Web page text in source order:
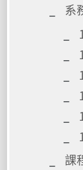
系
課